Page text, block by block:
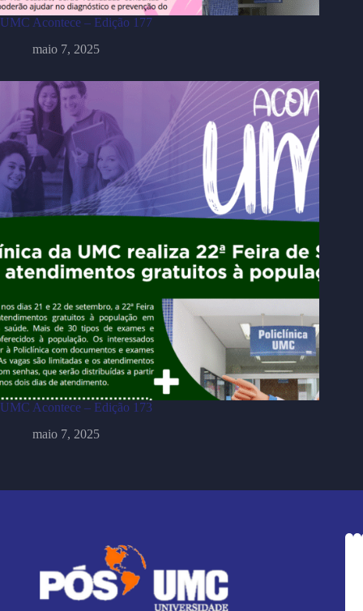
UMC Acontece – Edição 177
maio 7, 2025
UMC Acontece – Edição 173
maio 7, 2025